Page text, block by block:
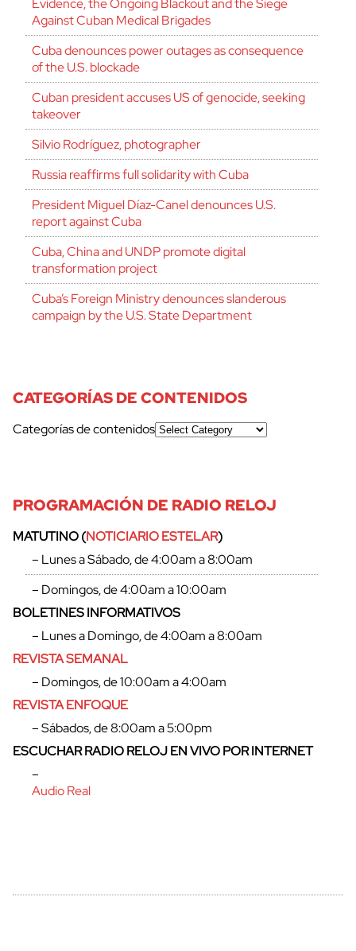
Against Cuban Medical Brigades
Cuba denounces power outages as consequence
of the U.S. blockade
Cuban president accuses US of genocide, seeking
takeover
Silvio Rodríguez, photographer
Russia reaffirms full solidarity with Cuba
President Miguel Díaz-Canel denounces U.S.
report against Cuba
Cuba, China and UNDP promote digital
transformation project
Cuba’s Foreign Ministry denounces slanderous
campaign by the U.S. State Department
CATEGORÍAS DE CONTENIDOS
Categorías de contenidos
PROGRAMACIÓN DE RADIO RELOJ
MATUTINO (NOTICIARIO ESTELAR)
– Lunes a Sábado, de 4:00am a 8:00am
– Domingos, de 4:00am a 10:00am
BOLETINES INFORMATIVOS
– Lunes a Domingo, de 4:00am a 8:00am
REVISTA SEMANAL
– Domingos, de 10:00am a 4:00am
REVISTA ENFOQUE
– Sábados, de 8:00am a 5:00pm
ESCUCHAR RADIO RELOJ EN VIVO POR INTERNET
–
Audio Real